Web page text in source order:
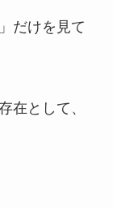
だけを見て
在として、